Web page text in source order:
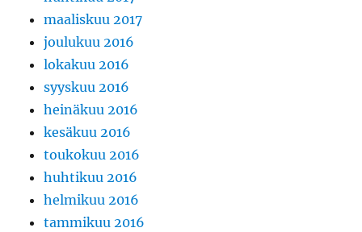
maaliskuu 2017
joulukuu 2016
lokakuu 2016
syyskuu 2016
heinäkuu 2016
kesäkuu 2016
toukokuu 2016
huhtikuu 2016
helmikuu 2016
tammikuu 2016